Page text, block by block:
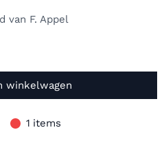
van F. Appel
winkelwagen
1 items